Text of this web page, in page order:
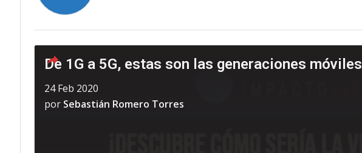
De 1G a 5G, estas son las generaciones móviles
24 Feb 2020
por Sebastián Romero Torres